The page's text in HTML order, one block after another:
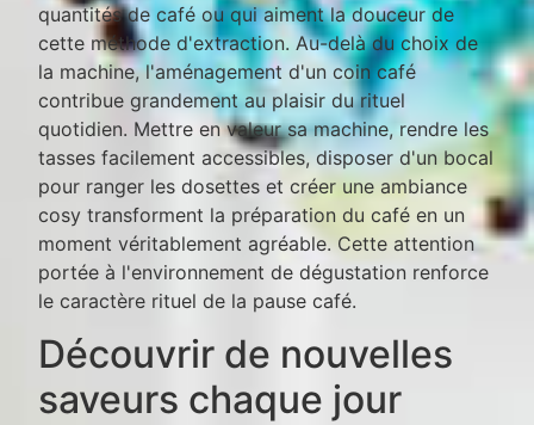
quantités de café ou qui aiment la douceur de
cette méthode d'extraction. Au-delà du choix de
la machine, l'aménagement d'un coin café
contribue grandement au plaisir du rituel
quotidien. Mettre en valeur sa machine, rendre les
tasses facilement accessibles, disposer d'un bocal
pour ranger les dosettes et créer une ambiance
cosy transforment la préparation du café en un
moment véritablement agréable. Cette attention
portée à l'environnement de dégustation renforce
le caractère rituel de la pause café.
Découvrir de nouvelles
saveurs chaque jour